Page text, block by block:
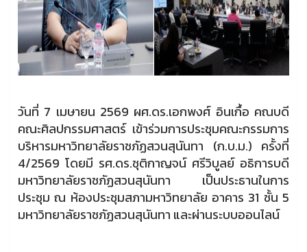
วันที่ 7 เมษายน 2569 ผศ.ดร.เอกพงศ์ อินเกื้อ คณบดี
คณะศิลปกรรมศาสตร์ เข้าร่วมการประชุมคณะกรรมการ
บริหารมหาวิทยาลัยราชภัฏสวนสุนันทา (ก.บ.ม.) ครั้งที่
4/2569 โดยมี รศ.ดร.ชุติกาญจน์ ศรีวิบูลย์ อธิการบดี
มหาวิทยาลัยราชภัฏสวนสุนันทา เป็นประธานในการ
ประชุม ณ ห้องประชุมสภามหาวิทยาลัย อาคาร 31 ชั้น 5
มหาวิทยาลัยราชภัฏสวนสุนันทา และผ่านระบบออนไลน์